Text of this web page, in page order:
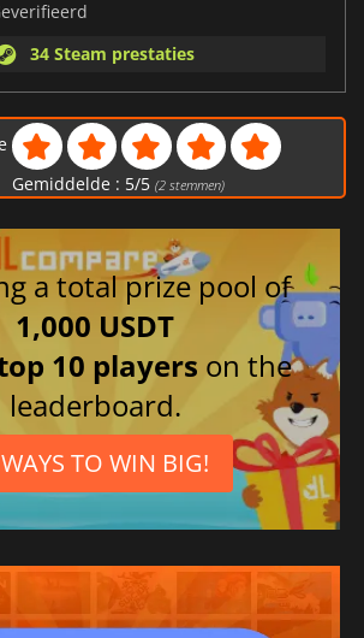
34 Steam prestaties
Gemiddelde : 5/5 (2stemmen)
a total prize pool of
1,000 USDT
10 players on the
leaderboard.
TO WIN BIG!